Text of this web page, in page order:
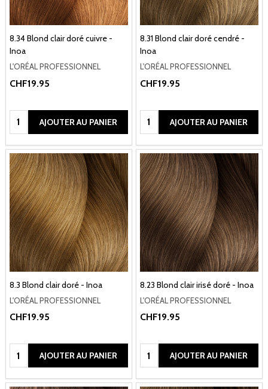
8.34 Blond clair doré cuivre -
Inoa
L'ORÉAL PROFESSIONNEL
CHF19.95
Quantité:AJOUTER AU PANIER
8.31 Blond clair doré cendré -
Inoa
L'ORÉAL PROFESSIONNEL
CHF19.95
Quantité:AJOUTER AU PANIER
8.3 Blond clair doré - Inoa
L'ORÉAL PROFESSIONNEL
CHF19.95
Quantité:AJOUTER AU PANIER
8.23 Blond clair irisé doré - Inoa
L'ORÉAL PROFESSIONNEL
CHF19.95
Quantité:AJOUTER AU PANIER